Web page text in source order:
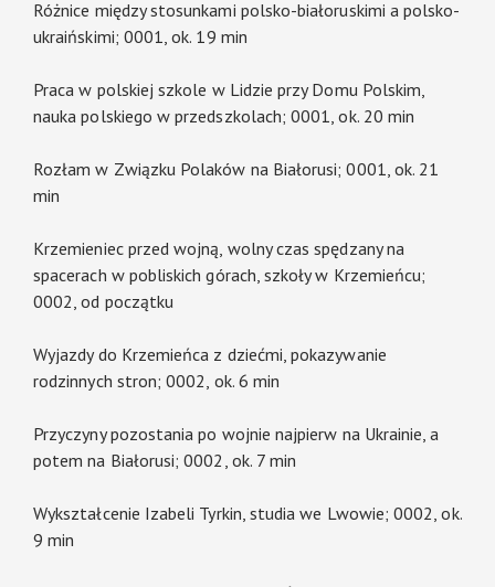
Różnice między stosunkami polsko-białoruskimi a polsko-
ukraińskimi; 0001, ok. 19 min
Praca w polskiej szkole w Lidzie przy Domu Polskim,
nauka polskiego w przedszkolach; 0001, ok. 20 min
Rozłam w Związku Polaków na Białorusi; 0001, ok. 21
min
Krzemieniec przed wojną, wolny czas spędzany na
spacerach w pobliskich górach, szkoły w Krzemieńcu;
0002, od początku
Wyjazdy do Krzemieńca z dziećmi, pokazywanie
rodzinnych stron; 0002, ok. 6 min
Przyczyny pozostania po wojnie najpierw na Ukrainie, a
potem na Białorusi; 0002, ok. 7 min
Wykształcenie Izabeli Tyrkin, studia we Lwowie; 0002, ok.
9 min